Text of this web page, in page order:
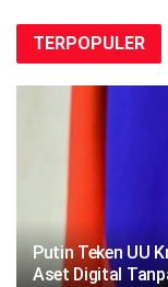
TERPOPULER
Putin Teken UU
Aset Digital